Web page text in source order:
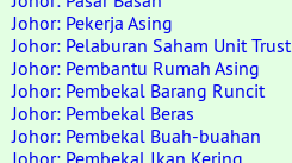
Johor: Pekerja Asing
Johor: Pelaburan Saham Unit Trust
Johor: Pembantu Rumah Asing
Johor: Pembekal Barang Runcit
Johor: Pembekal Beras
Johor: Pembekal Buah-buahan
Johor: Pembekal Ikan Kering